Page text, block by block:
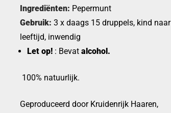
Ingrediënten: Pepermunt
Gebruik: 3 x daags 15 druppels, kind naar
leeftijd, inwendig
Let op! : Bevat alcohol.
100% natuurlijk.
Geproduceerd door Kruidenrijk Haaren,